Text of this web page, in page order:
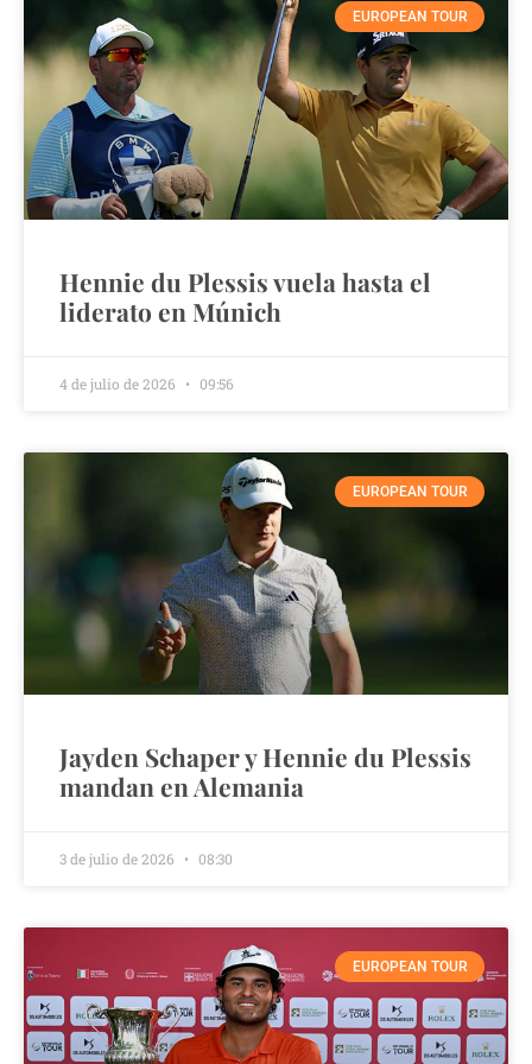
EUROPEAN TOUR
Hennie du Plessis vuela hasta el
liderato en Múnich
4 de julio de 2026 09:56
EUROPEAN TOUR
Jayden Schaper y Hennie du Plessis
mandan en Alemania
3 de julio de 2026 08:30
EUROPEAN TOUR